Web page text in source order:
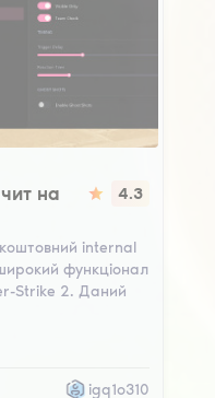
на
4.3
internal
функціонал
Strike 2. Даний
igq1o310